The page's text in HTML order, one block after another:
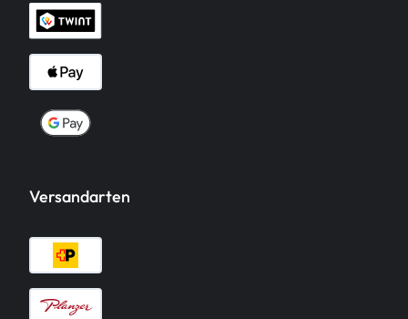
Versandarten